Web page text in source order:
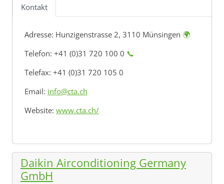
Kontakt
Adresse: Hunzigenstrasse 2, 3110 Münsingen 🌍
Telefon: +41 (0)31 720 100 0 📞
Telefax: +41 (0)31 720 105 0
Email: info@cta.ch
Website: www.cta.ch/
Daikin Airconditioning Germany
GmbH